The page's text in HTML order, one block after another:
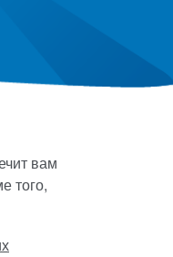
вам
того,